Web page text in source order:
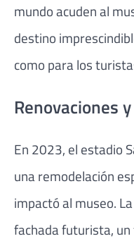
mundo acuden al
destino
como para los
Renovaciones
En 2023, el estadio
una remodelación
impactó al museo.
fachada futurista,